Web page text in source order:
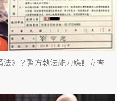
》？警方執法能力應訂立查